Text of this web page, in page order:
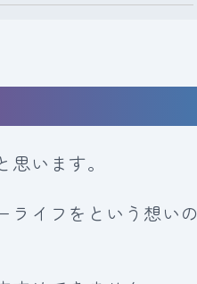
います。
ライフをという想いの